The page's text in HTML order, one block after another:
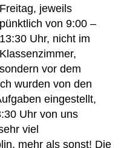
Freitag, jeweils
pünktlich von 9:00 –
13:30 Uhr, nicht im
Klassenzimmer,
sondern vor dem
wurden von den
eingestellt,
Uhr von uns
viel
mehr als sonst! Die